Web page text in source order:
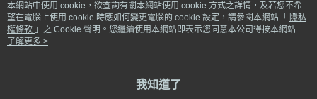
熱門標籤
本網站中使用 cookie，欲查詢有關本網站使用 cookie 方式之詳情，及若您不希
望在電腦上使用 cookie 時應如何變更電腦的 cookie 設定，請參閱本網站「 隱私
權條款 」之 Cookie 聲明。您繼續使用本網站即表示您同意本公司得按本網站使
用條款之 Cookie 聲明使用 cookie。
了解更多 >
我知道了